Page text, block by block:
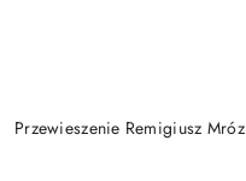
Przewieszenie Remigiusz Mróz